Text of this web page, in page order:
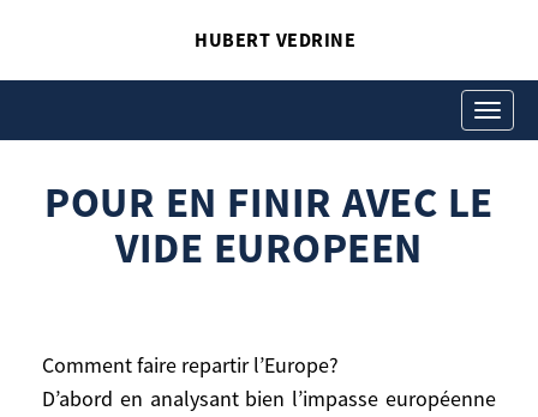
HUBERT VEDRINE
Toggle
POUR EN FINIR AVEC LE
VIDE EUROPEEN
Comment faire repartir l’Europe?
D’abord en analysant bien l’impasse européenne
POUR EN FINIR AVEC LE
POUR EN FINIR AVEC LE VIDE EUROPEEN